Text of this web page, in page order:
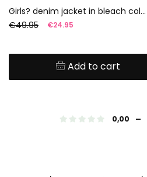
Girls? denim jacket in bleach colour with little bows
€49.95
€24.95
Add to cart
0,00 -